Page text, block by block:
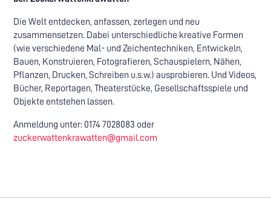
Die Welt entdecken, anfassen, zerlegen und neu
zusammensetzen. Dabei unterschiedliche kreative Formen
(wie verschiedene Mal- und Zeichentechniken, Entwickeln,
Bauen, Konstruieren, Fotografieren, Schauspielern, Nähen,
Pflanzen, Drucken, Schreiben u.s.w.) ausprobieren. Und Videos,
Bücher, Reportagen, Theaterstücke, Gesellschaftsspiele und
Objekte entstehen lassen.
Anmeldung unter: 0174 7028083 oder
zuckerwattenkrawatten@gmail.com